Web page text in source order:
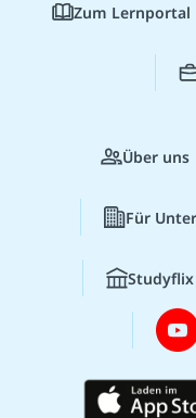
Zum Lernportal
Über uns
Für
Studyflix